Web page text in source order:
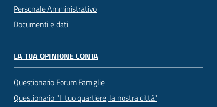
Personale Amministrativo
Documenti e dati
LA TUA OPINIONE CONTA
Questionario Forum Famiglie
Questionario "Il tuo quartiere, la nostra città"